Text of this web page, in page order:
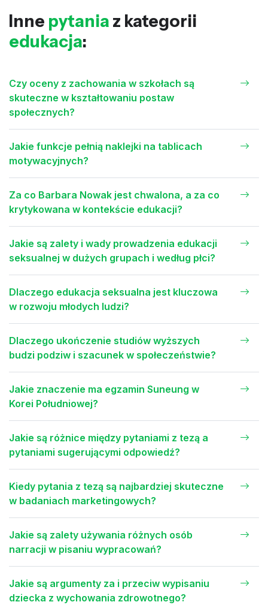
Inne pytania z kategorii
edukacja:
Czy oceny z zachowania w szkołach są
skuteczne w kształtowaniu postaw
społecznych?
Jakie funkcje pełnią naklejki na tablicach
motywacyjnych?
Za co Barbara Nowak jest chwalona, a za co
krytykowana w kontekście edukacji?
Jakie są zalety i wady prowadzenia edukacji
seksualnej w dużych grupach i według płci?
Dlaczego edukacja seksualna jest kluczowa
w rozwoju młodych ludzi?
Dlaczego ukończenie studiów wyższych
budzi podziw i szacunek w społeczeństwie?
Jakie znaczenie ma egzamin Suneung w
Korei Południowej?
Jakie są różnice między pytaniami z tezą a
pytaniami sugerującymi odpowiedź?
Kiedy pytania z tezą są najbardziej skuteczne
w badaniach marketingowych?
Jakie są zalety używania różnych osób
narracji w pisaniu wypracowań?
Jakie są argumenty za i przeciw wypisaniu
dziecka z wychowania zdrowotnego?